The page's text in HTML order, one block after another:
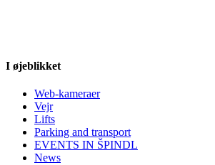
I øjeblikket
Web-kameraer
Vejr
Lifts
Parking and transport
EVENTS IN ŠPINDL
News